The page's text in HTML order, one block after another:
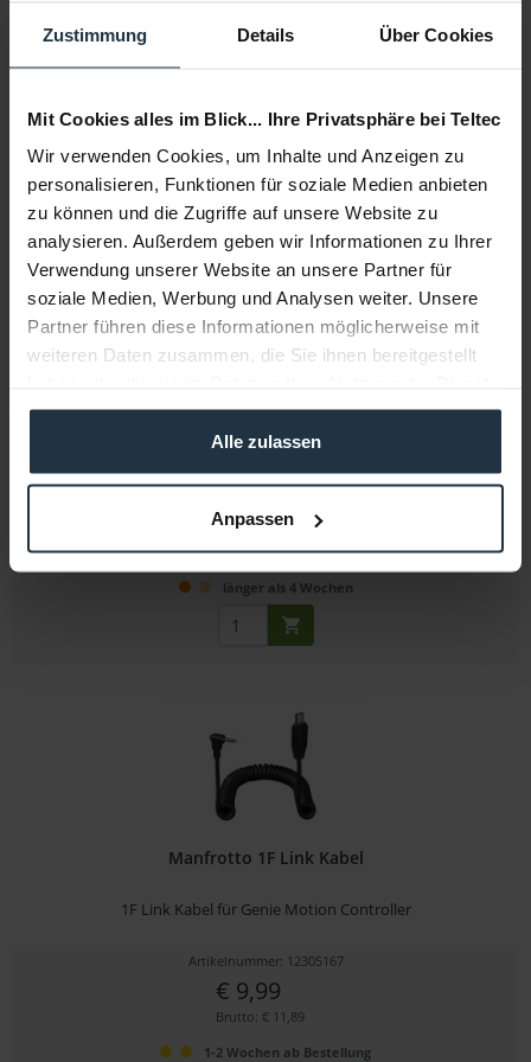
Zustimmung Details Über Cookies
Mit Cookies alles im Blick... Ihre Privatsphäre bei Teltec
Wir verwenden Cookies, um Inhalte und Anzeigen zu
personalisieren, Funktionen für soziale Medien anbieten
zu können und die Zugriffe auf unsere Website zu
analysieren. Außerdem geben wir Informationen zu Ihrer
Verwendung unserer Website an unsere Partner für
soziale Medien, Werbung und Analysen weiter. Unsere
Partner führen diese Informationen möglicherweise mit
weiteren Daten zusammen, die Sie ihnen bereitgestellt
gesammelt haben.
Alle zulassen
Anpassen
Artikelnummer: 12275109
2-3 Wochen ab Bestellung
Slingshot mit 3-Achsen Motion Control
€ 2.367,49
Brutto: € 2.817,31
länger als 4 Wochen
Manfrotto 1F Link Kabel
1F Link Kabel für Genie Motion Controller
Artikelnummer: 12305167
€ 9,99
Brutto: € 11,89
1-2 Wochen ab Bestellung